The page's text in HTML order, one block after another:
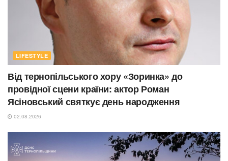
LIFESTYLE
Від тернопільського хору «Зоринка» до
провідної сцени країни: актор Роман
Ясіновський святкує день народження
02.08.2026